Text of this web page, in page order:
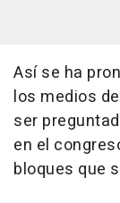
Así se ha
los medios
ser
en el
bloques que